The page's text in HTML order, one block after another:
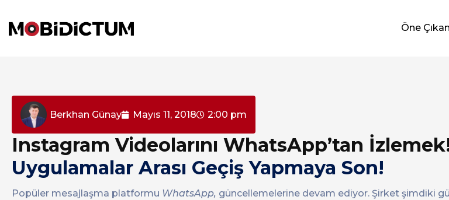
Öne Çıkan
Berkhan Günay Mayıs 11, 2018 2:00 pm
Instagram Videolarını WhatsApp’tan
Uygulamalar Arası Geçiş Yapmaya Son!
Popüler mesajlaşma platformu WhatsApp, güncellemelerine devam ediyor. Şirket şimdiki